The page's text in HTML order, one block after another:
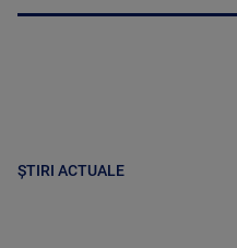
ȘTIRI ACTUALE